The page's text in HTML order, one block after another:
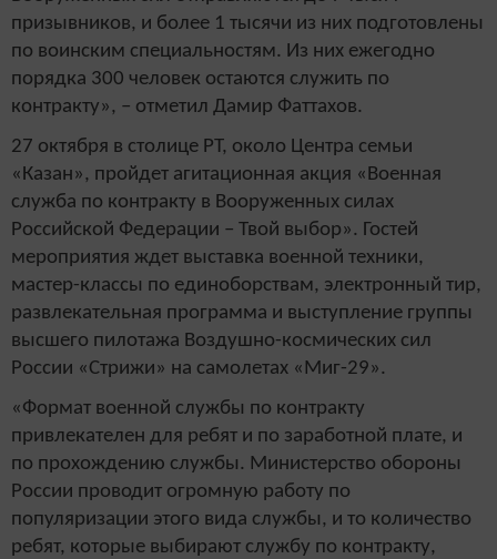
призывников, и более 1 тысячи из них подготовлены
по воинским специальностям. Из них ежегодно
порядка 300 человек остаются служить по
контракту», – отметил Дамир Фаттахов.
27 октября в столице РТ, около Центра семьи
«Казан», пройдет агитационная акция «Военная
служба по контракту в Вооруженных силах
Российской Федерации – Твой выбор». Гостей
мероприятия ждет выставка военной техники,
мастер-классы по единоборствам, электронный тир,
развлекательная программа и выступление группы
высшего пилотажа Воздушно-космических сил
России «Стрижи» на самолетах «Миг-29».
«Формат военной службы по контракту
привлекателен для ребят и по заработной плате, и
по прохождению службы. Министерство обороны
России проводит огромную работу по
популяризации этого вида службы, и то количество
ребят, которые выбирают службу по контракту,